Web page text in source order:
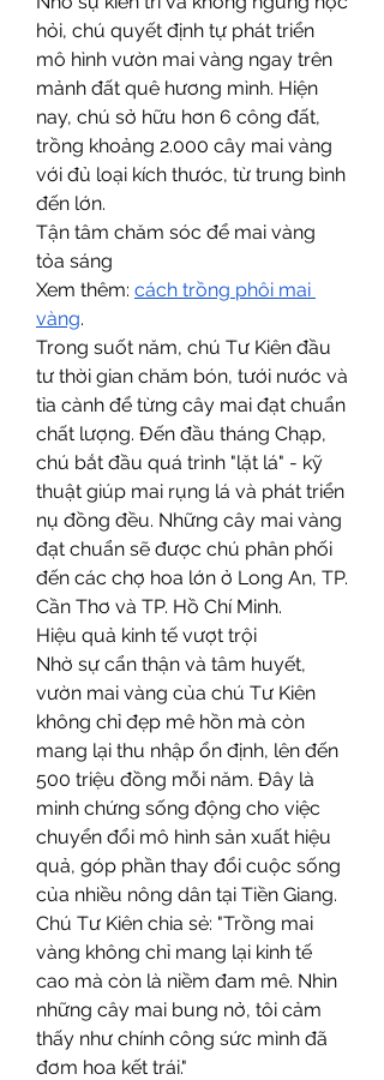
hỏi, chú quyết định tự phát triển
mô hình vườn mai vàng ngay trên
mảnh đất quê hương mình. Hiện
nay, chú sở hữu hơn 6 công đất,
trồng khoảng 2.000 cây mai vàng
với đủ loại kích thước, từ trung bình
đến lớn.
Tận tâm chăm sóc để mai vàng
tỏa sáng
Xem thêm: cách trồng phôi mai
vàng.
Trong suốt năm, chú Tư Kiên đầu
tư thời gian chăm bón, tưới nước và
tỉa cành để từng cây mai đạt chuẩn
chất lượng. Đến đầu tháng Chạp,
chú bắt đầu quá trình "lặt lá" - kỹ
thuật giúp mai rụng lá và phát triển
nụ đồng đều. Những cây mai vàng
đạt chuẩn sẽ được chú phân phối
đến các chợ hoa lớn ở Long An, TP.
Cần Thơ và TP. Hồ Chí Minh.
Hiệu quả kinh tế vượt trội
Nhờ sự cẩn thận và tâm huyết,
vườn mai vàng của chú Tư Kiên
không chỉ đẹp mê hồn mà còn
mang lại thu nhập ổn định, lên đến
500 triệu đồng mỗi năm. Đây là
minh chứng sống động cho việc
chuyển đổi mô hình sản xuất hiệu
quả, góp phần thay đổi cuộc sống
của nhiều nông dân tại Tiền Giang.
Chú Tư Kiên chia sẻ: "Trồng mai
vàng không chỉ mang lại kinh tế
cao mà còn là niềm đam mê. Nhìn
những cây mai bung nở, tôi cảm
thấy như chính công sức mình đã
đơm hoa kết trái."